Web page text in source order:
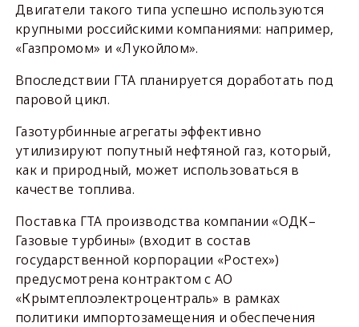
Двигатели такого типа успешно используются
крупными российскими компаниями: например,
«Газпромом» и «Лукойлом».
Впоследствии ГТА планируется доработать под
паровой цикл.
Газотурбинные агрегаты эффективно
утилизируют попутный нефтяной газ, который,
как и природный, может использоваться в
качестве топлива.
Поставка ГТА производства компании «ОДК–
Газовые турбины» (входит в состав
государственной корпорации «Ростех»)
предусмотрена контрактом с АО
«Крымтеплоэлектроцентраль» в рамках
политики импортозамещения и обеспечения